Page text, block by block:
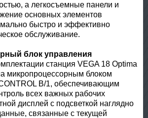
а легкосъемные панели и
основных элементов
быстро и эффективно
обслуживание.
блок управления
станция VEGA 18 Optima
микропроцессорным блоком
B/1, обеспечивающим
всех важных рабочих
дисплей с подсветкой наглядно
связанные с текущей